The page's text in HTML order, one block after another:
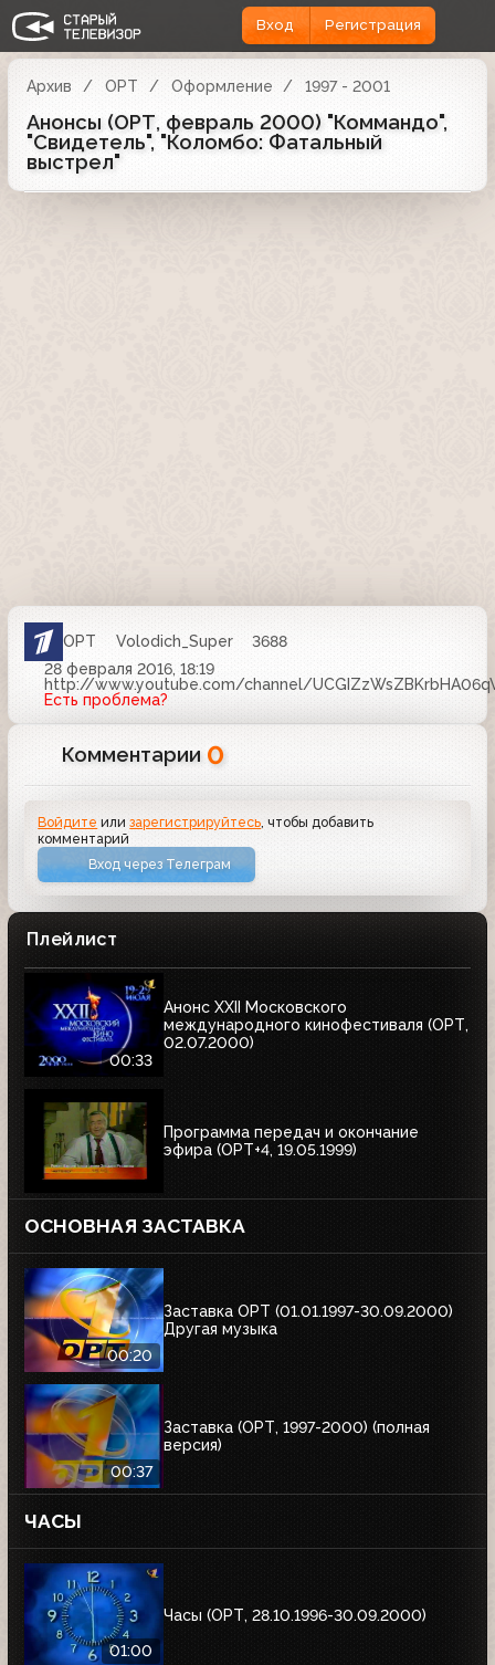
Вход Регистрация
Архив ОРТ Оформление 1997 - 2001
Анонсы (ОРТ, февраль 2000) "Коммандо",
"Свидетель", "Коломбо: Фатальный
выстрел"
ОРТ Volodich_Super
3688
28 февраля 2016, 18:19
http://www.youtube.com/channel/
Есть проблема?
Комментарии 0
Войдите илизарегистрируйтесь , чтобы добавить
комментарий
Вход через Телеграм
Плейлист
00:33
Анонс XXII Московского
международного кинофестиваля (ОРТ,
02.07.2000)
Программа передач и окончание
эфира (ОРТ+4, 19.05.1999)
ОСНОВНАЯ ЗАСТАВКА
00:20
Заставка ОРТ (01.01.1997-30.09.2000)
Другая музыка
00:37
Заставка (ОРТ, 1997-2000) (полная
версия)
ЧАСЫ
01:00
Часы (ОРТ, 28.10.1996-30.09.2000)